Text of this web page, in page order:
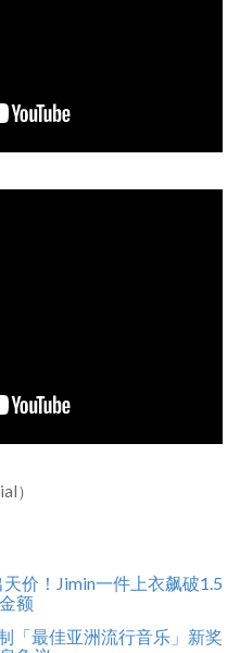
）
价！Jimin一件上衣飙破1.5
额
「最佳亚洲流行音乐」新奖